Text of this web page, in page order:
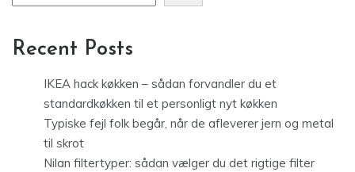
Recent Posts
IKEA hack køkken – sådan forvandler du et
standardkøkken til et personligt nyt køkken
Typiske fejl folk begår, når de afleverer jern og metal
til skrot
Nilan filtertyper: sådan vælger du det rigtige filter